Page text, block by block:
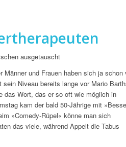
ausgetauscht
und Frauen haben sich ja schon
Niveau bereits lange vor Mario
das Wort, das er so oft wie möglich in
kam der bald 50-Jährige mit
»Comedy-Rüpel« könne man sich
das viele, während Appelt die Tabus